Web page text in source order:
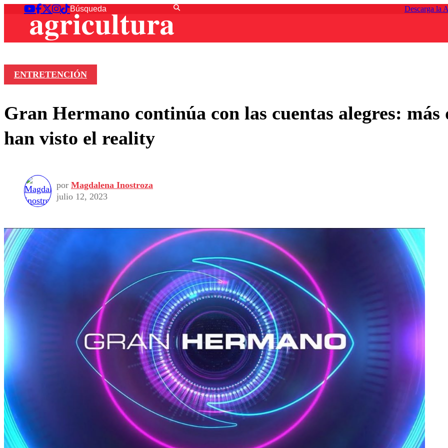
Descarga la
ENTRETENCIÓN
Gran Hermano continúa con las cuentas alegres: más
han visto el reality
por Magdalena Inostroza
julio 12, 2023